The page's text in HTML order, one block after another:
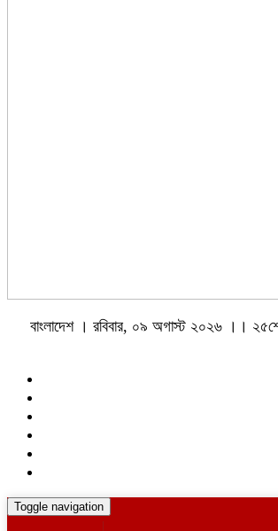
বাংলাদেশ । রবিবার, ০৯ অগাস্ট ২০২৬ ।।
Toggle navigation